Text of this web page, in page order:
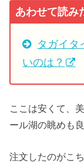
あわせて読み
タガイタ
いのは？
ここは安くて、
ール湖の眺めも
注文したのがこち